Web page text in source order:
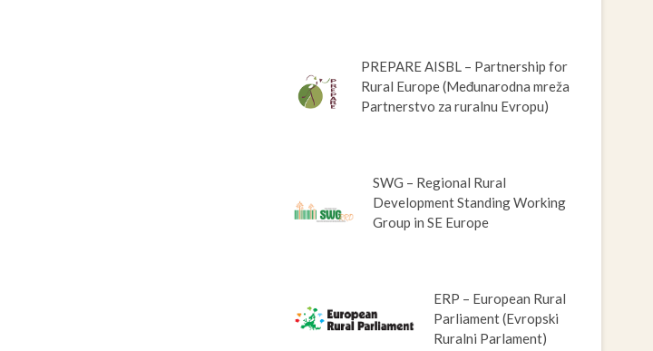
PREPARE AISBL – Partnership for
Rural Europe (Međunarodna mreža
Partnerstvo za ruralnu Evropu)
SWG – Regional Rural
Development Standing Working
Group in SE Europe
ERP – European Rural
Parliament (Evropski
Ruralni Parlament)